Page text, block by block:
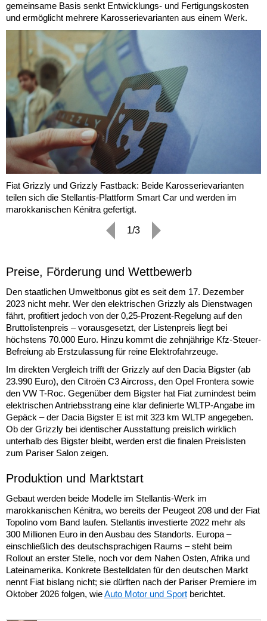
gemeinsame Basis senkt Entwicklungs- und Fertigungskosten
und ermöglicht mehrere Karosserievarianten aus einem Werk.
Fiat Grizzly und Grizzly Fastback: Beide Karosserievarianten
teilen sich die Stellantis-Plattform Smart Car und werden im
marokkanischen Kénitra gefertigt.
1/3
Preise, Förderung und Wettbewerb
Den staatlichen Umweltbonus gibt es seit dem 17. Dezember
2023 nicht mehr. Wer den elektrischen Grizzly als Dienstwagen
fährt, profitiert jedoch von der 0,25-Prozent-Regelung auf den
Bruttolistenpreis – vorausgesetzt, der Listenpreis liegt bei
höchstens 70.000 Euro. Hinzu kommt die zehnjährige Kfz-Steuer-
Befreiung ab Erstzulassung für reine Elektrofahrzeuge.
Im direkten Vergleich trifft der Grizzly auf den Dacia Bigster (ab
23.990 Euro), den Citroën C3 Aircross, den Opel Frontera sowie
den VW T-Roc. Gegenüber dem Bigster hat Fiat zumindest beim
elektrischen Antriebsstrang eine klar definierte WLTP-Angabe im
Gepäck – der Dacia Bigster E ist mit 323 km WLTP angegeben.
Ob der Grizzly bei identischer Ausstattung preislich wirklich
unterhalb des Bigster bleibt, werden erst die finalen Preislisten
zum Pariser Salon zeigen.
Produktion und Marktstart
Gebaut werden beide Modelle im Stellantis-Werk im
marokkanischen Kénitra, wo bereits der Peugeot 208 und der Fiat
Topolino vom Band laufen. Stellantis investierte 2022 mehr als
300 Millionen Euro in den Ausbau des Standorts. Europa –
einschließlich des deutschsprachigen Raums – steht beim
Rollout an erster Stelle, noch vor dem Nahen Osten, Afrika und
Lateinamerika. Konkrete Bestelldaten für den deutschen Markt
nennt Fiat bislang nicht; sie dürften nach der Pariser Premiere im
Oktober 2026 folgen, wieAuto Motor und Sport berichtet.